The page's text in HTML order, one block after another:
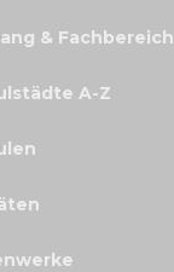
& Fachbereich
A-Z